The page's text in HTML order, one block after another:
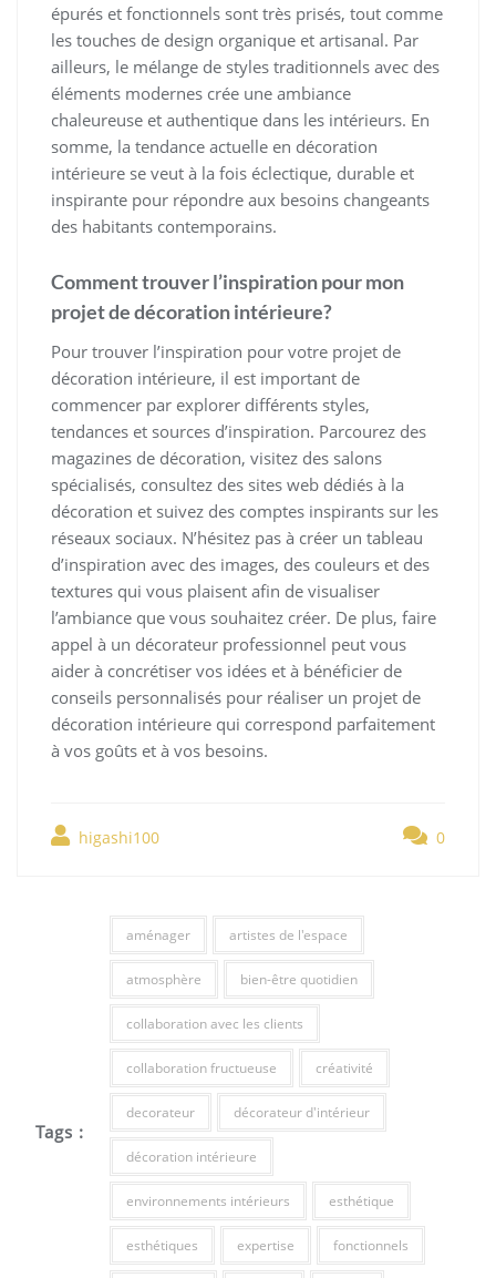
épurés et fonctionnels sont très prisés, tout comme
les touches de design organique et artisanal. Par
ailleurs, le mélange de styles traditionnels avec des
éléments modernes crée une ambiance
chaleureuse et authentique dans les intérieurs. En
somme, la tendance actuelle en décoration
intérieure se veut à la fois éclectique, durable et
inspirante pour répondre aux besoins changeants
des habitants contemporains.
Comment trouver l’inspiration pour mon
projet de décoration intérieure?
Pour trouver l’inspiration pour votre projet de
décoration intérieure, il est important de
commencer par explorer différents styles,
tendances et sources d’inspiration. Parcourez des
magazines de décoration, visitez des salons
spécialisés, consultez des sites web dédiés à la
décoration et suivez des comptes inspirants sur les
réseaux sociaux. N’hésitez pas à créer un tableau
d’inspiration avec des images, des couleurs et des
textures qui vous plaisent afin de visualiser
l’ambiance que vous souhaitez créer. De plus, faire
appel à un décorateur professionnel peut vous
aider à concrétiser vos idées et à bénéficier de
conseils personnalisés pour réaliser un projet de
décoration intérieure qui correspond parfaitement
à vos goûts et à vos besoins.
higashi100 0
Tags :
aménager artistes de l'espace
atmosphère bien-être quotidien
collaboration avec les clients
collaboration fructueuse créativité
decorateur décorateur d'intérieur
décoration intérieure
environnements intérieurs esthétique
esthétiques expertise fonctionnels